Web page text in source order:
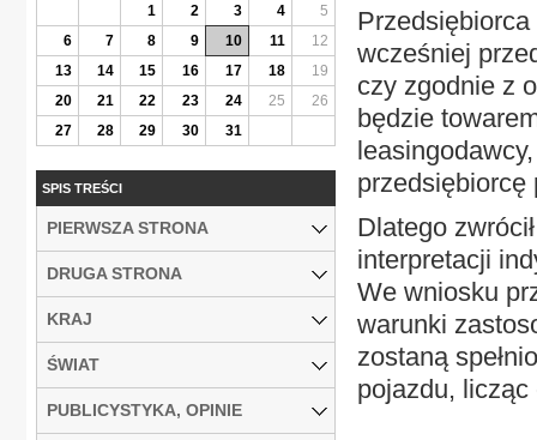
wcześniej
czy zgodnie z
będzie
przedsiębiorcę
Dlatego
interpretacji
We wniosku
warunki
zostaną
pojazdu,
1
2 3 4
5
6
7 8 9 10 11
12
13
14 15 16 17 18
19
20
21 22 23 24 25
26
27
28 29 30 31
SPIS TREŚCI
PIERWSZA STRONA
DRUGA STRONA
KRAJ
ŚWIAT
PUBLICYSTYKA, OPINIE